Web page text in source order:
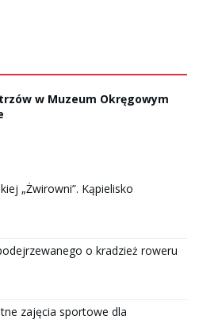
w Muzeum Okręgowym
„Żwirowni”. Kąpielisko
o kradzież roweru
zajęcia sportowe dla